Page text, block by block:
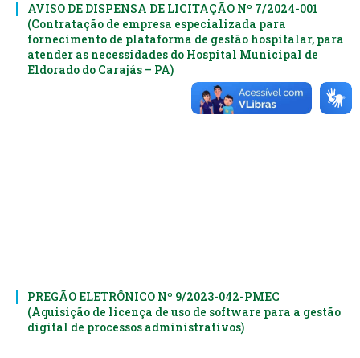
AVISO DE DISPENSA DE LICITAÇÃO Nº 7/2024-001
(Contratação de empresa especializada para
fornecimento de plataforma de gestão hospitalar, para
atender as necessidades do Hospital Municipal de
Eldorado do Carajás – PA)
PREGÃO ELETRÔNICO Nº 9/2023-042-PMEC
(Aquisição de licença de uso de software para a gestão
digital de processos administrativos)